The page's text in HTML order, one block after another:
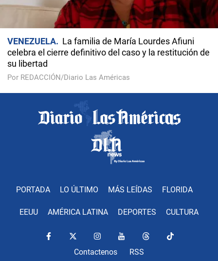
VENEZUELA
La familia de María Lourdes Afiuni
celebra el cierre definitivo del caso y la restitución de
su libertad
Por REDACCIÓN/Diario Las Américas
PORTADA LO ÚLTIMO MÁS LEÍDAS FLORIDA
EEUU AMÉRICA LATINA DEPORTES CULTURA
Contactenos RSS